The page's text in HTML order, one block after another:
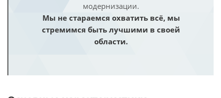
модернизации.
Мы не стараемся охватить всё, мы
стремимся быть лучшими в своей
области.